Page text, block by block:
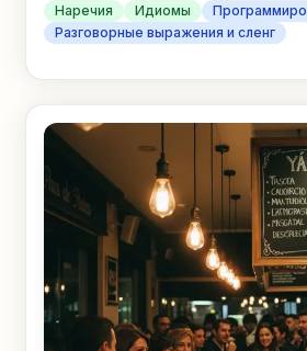
Наречия Идиомы
Разговорные выражения и сленг